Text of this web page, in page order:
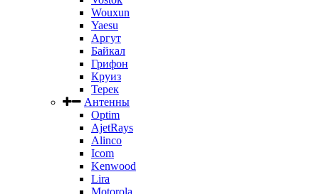
Wouxun
Yaesu
Аргут
Байкал
Грифон
Круиз
Терек
Антенны
Optim
AjetRays
Alinco
Icom
Kenwood
Lira
Motorola